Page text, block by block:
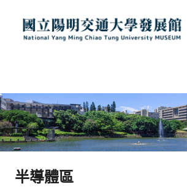
content
立
陽
明
交
通
Ming
Chiao
Tung
University
半導體區